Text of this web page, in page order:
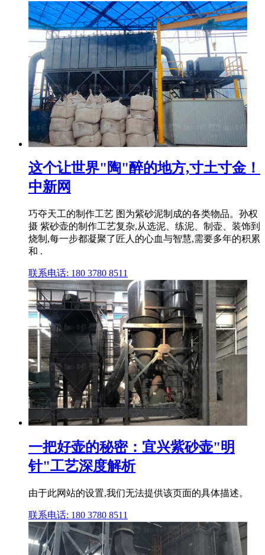
这个让世界"陶"醉的地方,寸土寸金！
中新网
巧夺天工的制作工艺 图为紫砂泥制成的各类物品。孙权
摄 紫砂壶的制作工艺复杂,从选泥、练泥、制壶、装饰到
烧制,每一步都凝聚了匠人的心血与智慧,需要多年的积累
和 .
联系电话: 180 3780 8511
一把好壶的秘密：宜兴紫砂壶"明
针"工艺深度解析
由于此网站的设置,我们无法提供该页面的具体描述。
联系电话: 180 3780 8511